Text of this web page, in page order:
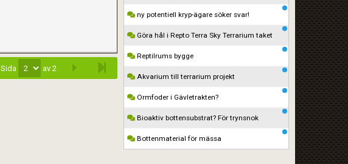
Sida av 2
ny potentiell kryp-ägare söker svar!
Göra hål i Repto Terra Sky Terrarium taket
Reptilrums bygge
Akvarium till terrarium projekt
Ormfoder i Gävletrakten?
Bioaktiv bottensubstrat? För trynsnok
Bottenmaterial för mässa